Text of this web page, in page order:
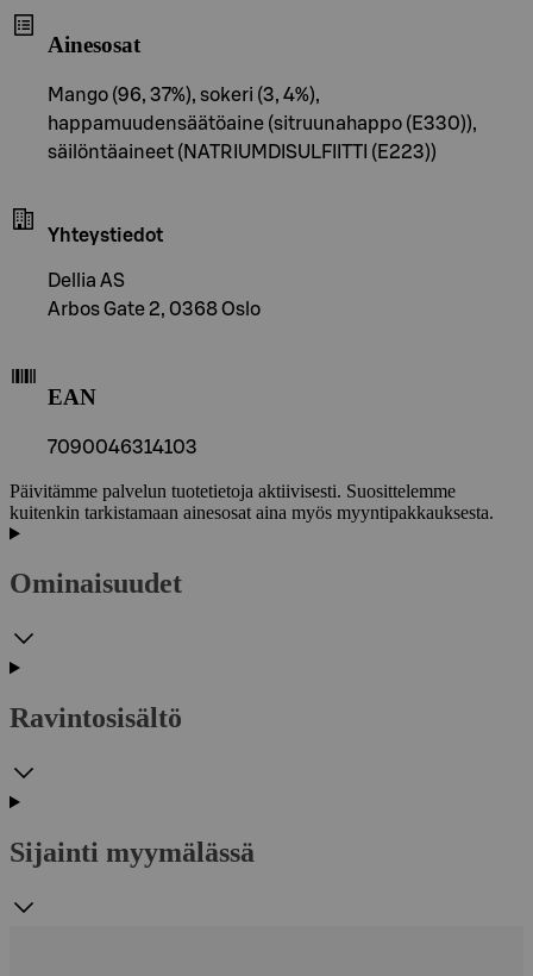
Ainesosat
Mango (96, 37%), sokeri (3, 4%),
happamuudensäätöaine (sitruunahappo (E330)),
säilöntäaineet (NATRIUMDISULFIITTI (E223))
Yhteystiedot
Dellia AS
Arbos Gate 2, 0368 Oslo
EAN
7090046314103
Päivitämme palvelun tuotetietoja aktiivisesti. Suosittelemme
kuitenkin tarkistamaan ainesosat aina myös myyntipakkauksesta.
Ominaisuudet
Ravintosisältö
Sijainti myymälässä